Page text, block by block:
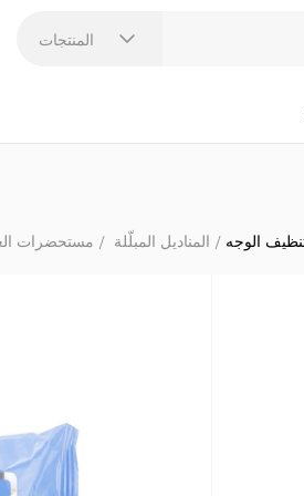
المنتجات
مستحضرات المناديل المبلّلة الوجه